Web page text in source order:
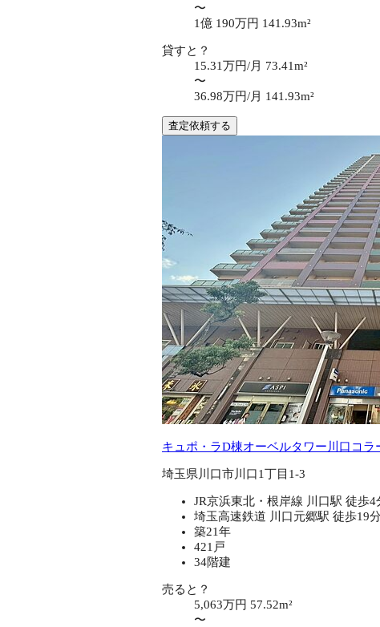
〜
1億 190万円 141.93m²
貸すと？
15.31万円/月 73.41m²
〜
36.98万円/月 141.93m²
査定依頼する
キュポ・ラD棟オーベルタワー川口コラ
埼玉県川口市川口1丁目1-3
JR京浜東北・根岸線 川口駅 徒歩4
埼玉高速鉄道 川口元郷駅 徒歩19
築21年
421戸
34階建
売ると？
5,063万円 57.52m²
〜